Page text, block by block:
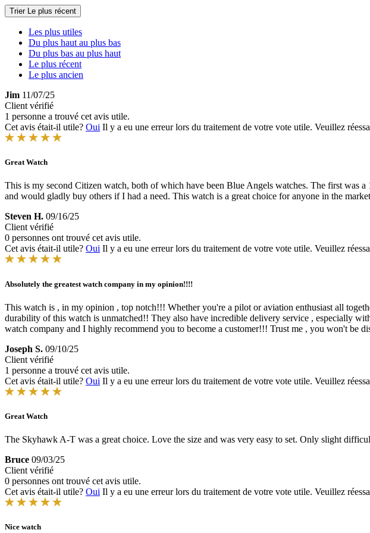
Trier Le plus récent
Les plus utiles
Du plus haut au plus bas
Du plus bas au plus haut
Le plus récent
Le plus ancien
Jim 11/07/25
Client vérifié
1 personne a trouvé cet avis utile.
Cet avis était-il utile? Oui Il y a eu une erreur lors du traitement de votre vote utile. Veuillez
Great Watch
This is my second Citizen watch, both of which have been Blue Angels watches. The first was
and would gladly buy others if I had a need. This watch is a great choice for anyone in the
Steven H. 09/16/25
Client vérifié
0 personnes ont trouvé cet avis utile.
Cet avis était-il utile? Oui Il y a eu une erreur lors du traitement de votre vote utile. Veuillez
Absolutely the greatest watch company in my opinion!!!!
This watch is , in my opinion , top notch!!! Whether you're a pilot or aviation enthusiast all
durability of this watch is unmatched!! They also have incredible delivery service , especially
watch company and I highly recommend you to become a customer!!! Trust me , you won't be
Joseph S. 09/10/25
Client vérifié
1 personne a trouvé cet avis utile.
Cet avis était-il utile? Oui Il y a eu une erreur lors du traitement de votre vote utile. Veuillez
Great Watch
The Skyhawk A-T was a great choice. Love the size and was very easy to set. Only slight
Bruce 09/03/25
Client vérifié
0 personnes ont trouvé cet avis utile.
Cet avis était-il utile? Oui Il y a eu une erreur lors du traitement de votre vote utile. Veuillez
Nice watch